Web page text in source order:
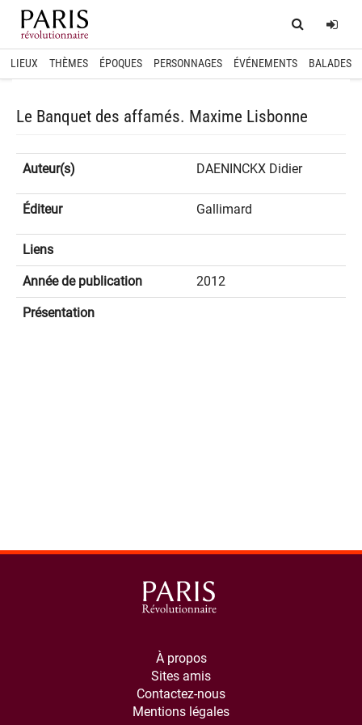
Home
LIEUX THÈMES ÉPOQUES PERSONNAGES ÉVÉNEMENTS BALADES
Le Banquet des affamés. Maxime Lisbonne
Auteur(s) DAENINCKX Didier
Éditeur Gallimard
Liens
Année de publication 2012
Présentation
À propos
Sites amis
Contactez-nous
Mentions légales